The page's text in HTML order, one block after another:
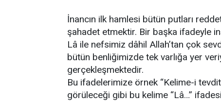
İnancın ilk hamlesi bütün putları
şahadet etmektir. Bir başka ifadeyle
Lâ ile nefsimiz dâhil Allah’tan çok
bütün benliğimizde tek varlığa yer
gerçekleşmektedir.
Bu ifadelerimize örnek “Kelime-i
görüleceği gibi bu kelime “Lâ…”